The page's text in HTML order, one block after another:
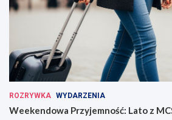
ROZRYWKA WYDARZENIA
Weekendowa Przyjemność: Lato z